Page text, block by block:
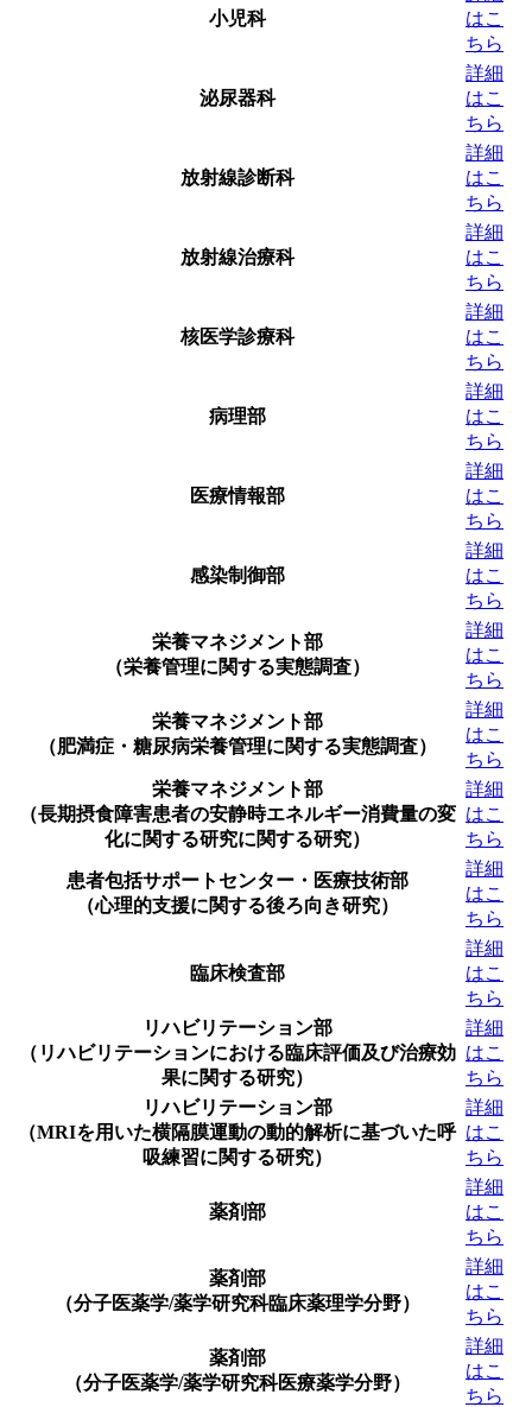
小児科
はこ
ちら
泌尿器科
詳細
はこ
ちら
放射線診断科
詳細
はこ
ちら
放射線治療科
詳細
はこ
ちら
核医学診療科
詳細
はこ
ちら
病理部
詳細
はこ
ちら
医療情報部
詳細
はこ
ちら
感染制御部
詳細
はこ
ちら
栄養マネジメント部
（栄養管理に関する実態調査）
詳細
はこ
ちら
栄養マネジメント部
（肥満症・糖尿病栄養管理に関する実態調査）
詳細
はこ
ちら
栄養マネジメント部
（長期摂食障害患者の安静時エネルギー消費量の変
化に関する研究に関する研究）
詳細
はこ
ちら
患者包括サポートセンター・医療技術部
（心理的支援に関する後ろ向き研究）
詳細
はこ
ちら
臨床検査部
詳細
はこ
ちら
リハビリテーション部
（リハビリテーションにおける臨床評価及び治療効
果に関する研究）
詳細
はこ
ちら
リハビリテーション部
（MRIを用いた横隔膜運動の動的解析に基づいた呼
吸練習に関する研究）
詳細
はこ
ちら
薬剤部
詳細
はこ
ちら
薬剤部
（分子医薬学/薬学研究科臨床薬理学分野）
詳細
はこ
ちら
薬剤部
（分子医薬学/薬学研究科医療薬学分野）
詳細
はこ
ちら